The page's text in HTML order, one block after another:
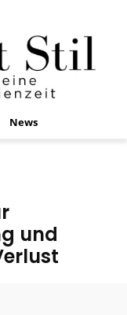
News
und